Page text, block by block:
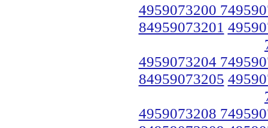
4959073200
84959073201
4959073204
84959073205
4959073208